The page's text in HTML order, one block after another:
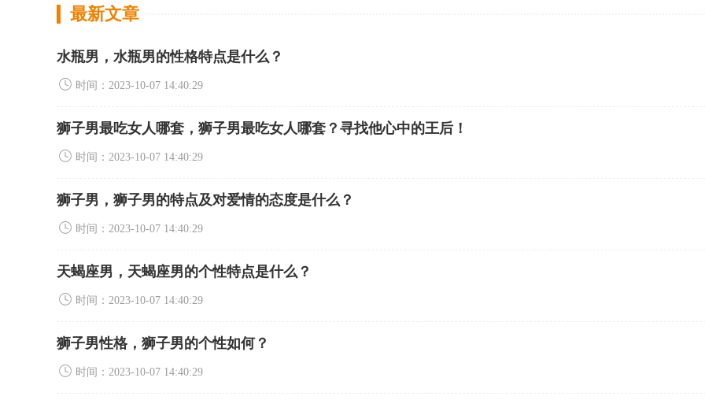
最新文章
水瓶男，水瓶男的性格特点是什么？
时间：2023-10-07 14:40:29
狮子男最吃女人哪套，狮子男最吃女人哪套？寻找他心中的王后！
时间：2023-10-07 14:40:29
狮子男，狮子男的特点及对爱情的态度是什么？
时间：2023-10-07 14:40:29
天蝎座男，天蝎座男的个性特点是什么？
时间：2023-10-07 14:40:29
狮子男性格，狮子男的个性如何？
时间：2023-10-07 14:40:29